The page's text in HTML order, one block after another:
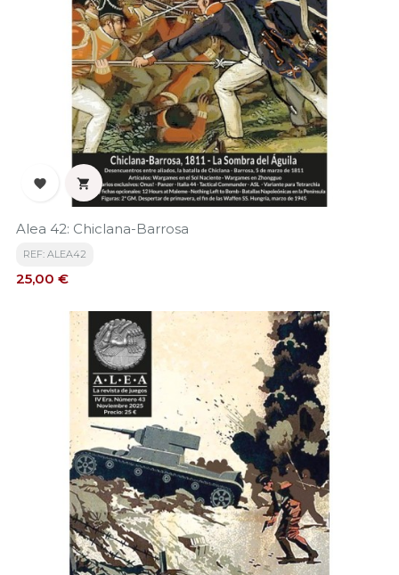
 
Alea 42: Chiclana-Barrosa
REF: ALEA42
Precio
25,00 €